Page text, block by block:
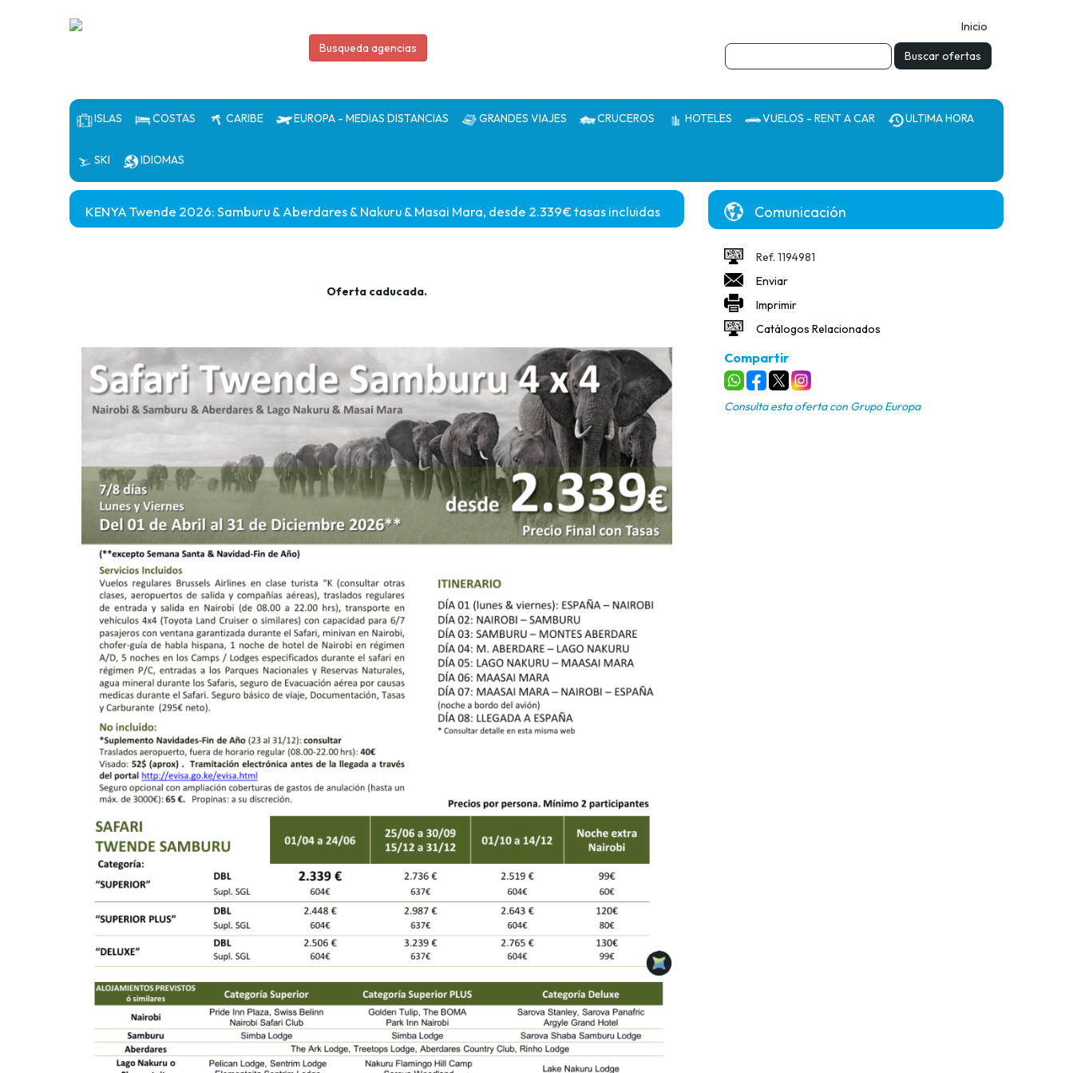
Busqueda agencias
Inicio
ISLAS COSTAS CARIBE EUROPA - MEDIAS DISTANCIAS GRANDES VIAJES CRUCEROS HOTELES VUELOS - RENT A CAR ULTIMA HORA
SKI IDIOMAS
KENYA Twende 2026: Samburu & Aberdares & Nakuru & Masai Mara, desde 2.339€ tasas incluidas
Oferta caducada.
Comunicación
Ref. 1194981
Enviar
Imprimir
Catálogos Relacionados
Compartir
Consulta esta oferta con Grupo Europa